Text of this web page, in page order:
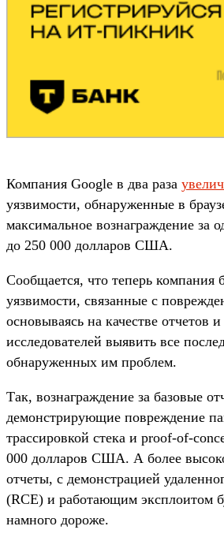
Компания Google в два раза
уязвимости, обнаруженные в
максимальное вознаграждение за
до 250 000 долларов США.
Сообщается, что теперь компания
уязвимости, связанные с
основываясь на качестве отчетов
исследователей выявить все
обнаруженных им проблем.
Так, вознаграждение за базовые
демонстрирующие повреждение
трассировкой стека и proof-of-
000 долларов США. А более
отчеты, с демонстрацией
(RCE) и работающим эксплоитом
намного дороже.